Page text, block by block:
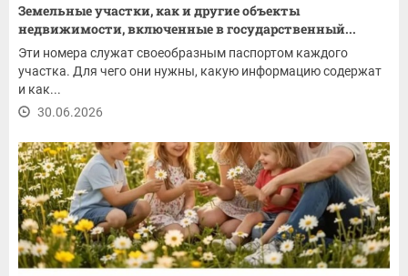
Земельные участки, как и другие объекты
недвижимости, включенные в государственный...
Эти номера служат своеобразным паспортом каждого
участка. Для чего они нужны, какую информацию содержат
и как...
30.06.2026